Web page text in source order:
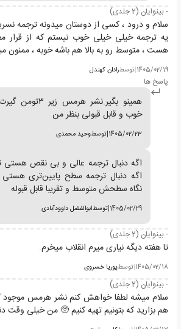
- بینوایان (2 جلدی)
سلام و درود ، کسی از دوستان میدونه ترجمه
یه ترجمه خیلی خیلی خوب نیستم که از قرار
هست ، متوسط رو به بالا هم باشه خوبه ، ممنون
1405/02/19 توسطرادان کهندل
پاسخ ها
همینو بگیر.نشر
خوب و قابل قبولی بنظر من
1405/02/23
|توسطوحید محمدی
اگه دنبال ترجمه عالی و بی نقص هستی
اگه دنبال ترجمه سطح پایین‌تری
نگاه سطحش متوسط و تقریبا قابل قبوله
1405/02/29
|توسطابوالفضل داوودآبادی
- بینوایان (2 جلدی)
تا هفته دیگه نیاری میرم انقلاب میخرم.
1405/02/18 توسطپوریا خسروی
- بینوایان (2 جلدی)
سلام میشه لطفا خواهش کنم نشر هرمس
هم بزارید که بتونیم تهیه کنیم 🥺 من خیلی